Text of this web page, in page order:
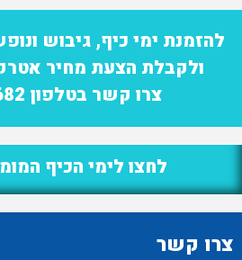
להזמנת ימי כיף, גיבוש
ולקבלת הצעת מחיר
צרו קשר בטלפון 03-5410682
לחצו לימי הכיף
צרו קשר